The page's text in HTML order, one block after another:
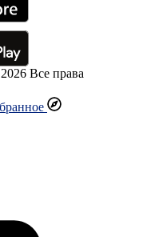
Все права